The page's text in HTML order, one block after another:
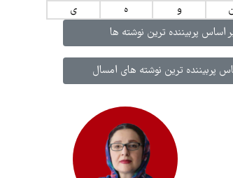
و ه
ی
اساس پربیننده ترین نوشته ها
پربیننده ترین نوشته های امسال